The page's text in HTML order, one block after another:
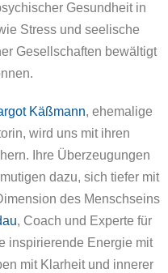
Gesundheit in
Stress und seelische
Gesellschaften bewältigt
Käßmann, ehemalige
wird uns mit ihren
Ihre Überzeugungen
dazu, sich tiefer mit
des Menschseins
, Coach und Experte für
inspirierende Energie mit
mit Klarheit und innerer